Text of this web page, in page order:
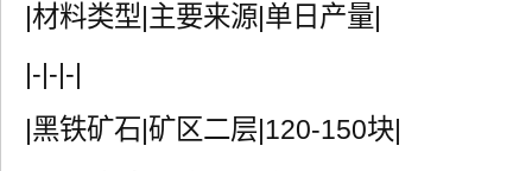
|材料类型|主要来源|单日产量|
|-|-|-|
|黑铁矿石|矿区二层|120-150块|